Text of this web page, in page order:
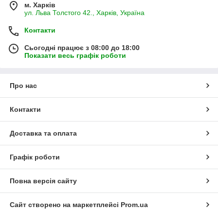
м. Харків
ул. Льва Толстого 42., Харків, Україна
Контакти
Сьогодні працює з 08:00 до 18:00
Показати весь графік роботи
Про нас
Контакти
Доставка та оплата
Графік роботи
Повна версія сайту
Сайт створено на маркетплейсі Prom.ua